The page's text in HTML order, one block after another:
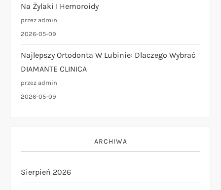
Na Żylaki I Hemoroidy
przez admin
2026-05-09
Najlepszy Ortodonta W Lubinie: Dlaczego Wybrać
DIAMANTE CLINICA
przez admin
2026-05-09
ARCHIWA
Sierpień 2026